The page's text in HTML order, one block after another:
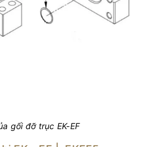
gối đỡ trục EK-EF